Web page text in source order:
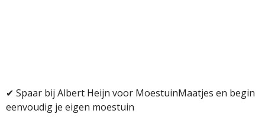
✔ Spaar bij Albert Heijn voor MoestuinMaatjes en begin
eenvoudig je eigen moestuin